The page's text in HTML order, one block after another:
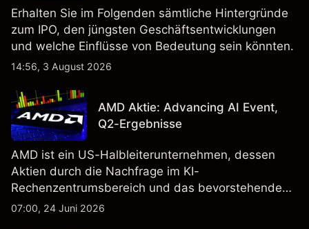
Erhalten Sie im Folgenden sämtliche Hintergründe
zum IPO, den jüngsten Geschäftsentwicklungen
und welche Einflüsse von Bedeutung sein könnten.
14:56, 3 August 2026
AMD Aktie: Advancing AI Event,
Q2-Ergebnisse
AMD ist ein US-Halbleiterunternehmen, dessen
Aktien durch die Nachfrage im KI-
Rechenzentrumsbereich und das bevorstehende
„Advancing AI 2026"-Event im Juli Aufmerksamkeit
07:00, 24 Juni 2026